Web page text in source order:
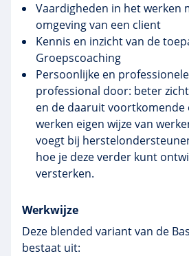
Vaardigheden in het werken
omgeving van een client
Kennis en inzicht van de
Groepscoaching
Persoonlijke en
professional door: beter
en de daaruit voortkomende
werken eigen wijze van
voegt bij
hoe je deze verder kunt
versterken.
Werkwijze
Deze blended variant van de
bestaat uit: